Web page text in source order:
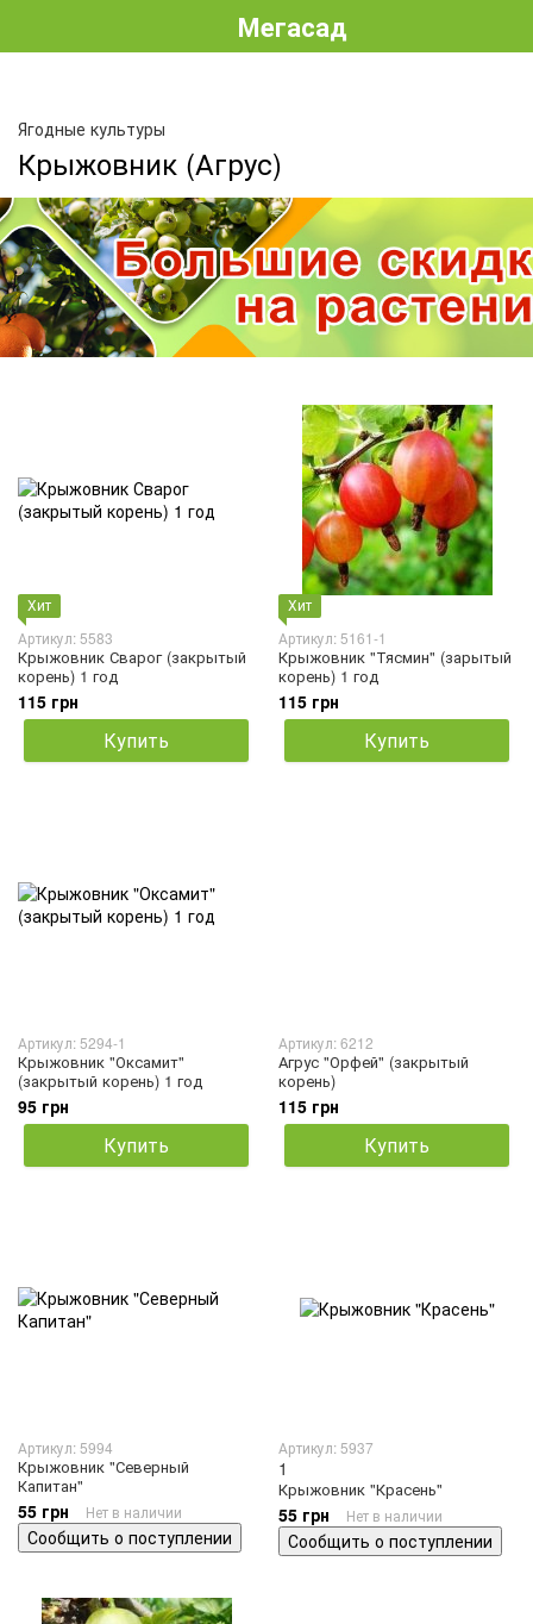
Мегасад
Ягодные культуры
Крыжовник (Агрус)
Хит
Артикул: 5583
Крыжовник Сварог (закрытый
корень) 1 год
115 грн
Купить
Хит
Артикул: 5161-1
Крыжовник "Тясмин" (зарытый
корень) 1 год
115 грн
Купить
Артикул: 5294-1
Крыжовник "Оксамит"
(закрытый корень) 1 год
95 грн
Купить
Артикул: 6212
Агрус "Орфей" (закрытый
корень)
115 грн
Купить
Артикул: 5994
Крыжовник "Северный
Капитан"
55 грн Нет в наличии
Сообщить о поступлении
Артикул: 5937
1
Крыжовник "Красень"
55 грн Нет в наличии
Сообщить о поступлении